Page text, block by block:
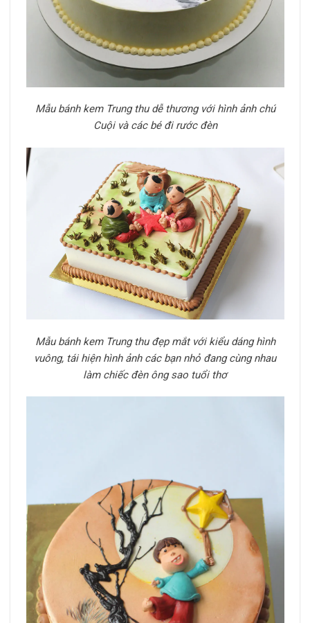
Mẫu bánh kem Trung thu dễ thương với hình ảnh chú
Cuội và các bé đi rước đèn
Mẫu bánh kem Trung thu đẹp mắt với kiểu dáng hình
vuông, tái hiện hình ảnh các bạn nhỏ đang cùng nhau
làm chiếc đèn ông sao tuổi thơ